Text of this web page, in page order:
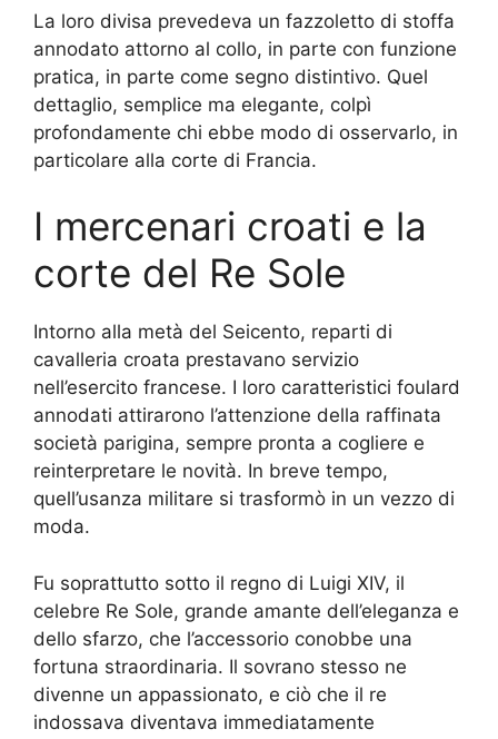
La loro divisa prevedeva un fazzoletto di stoffa
annodato attorno al collo, in parte con funzione
pratica, in parte come segno distintivo. Quel
dettaglio, semplice ma elegante, colpì
profondamente chi ebbe modo di osservarlo, in
particolare alla corte di Francia.
I mercenari croati e la
corte del Re Sole
Intorno alla metà del Seicento, reparti di
cavalleria croata prestavano servizio
nell’esercito francese. I loro caratteristici foulard
annodati attirarono l’attenzione della raffinata
società parigina, sempre pronta a cogliere e
reinterpretare le novità. In breve tempo,
quell’usanza militare si trasformò in un vezzo di
moda.
Fu soprattutto sotto il regno di Luigi XIV, il
celebre Re Sole, grande amante dell’eleganza e
dello sfarzo, che l’accessorio conobbe una
fortuna straordinaria. Il sovrano stesso ne
divenne un appassionato, e ciò che il re
indossava diventava immediatamente